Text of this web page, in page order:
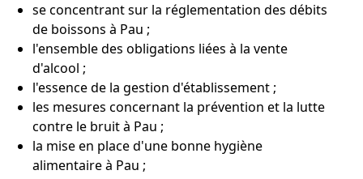
se concentrant sur la réglementation des débits
de boissons à Pau ;
l'ensemble des obligations liées à la vente
d'alcool ;
l'essence de la gestion d'établissement ;
les mesures concernant la prévention et la lutte
contre le bruit à Pau ;
la mise en place d'une bonne hygiène
alimentaire à Pau ;